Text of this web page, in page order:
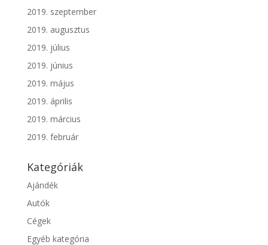
2019. szeptember
2019. augusztus
2019. július
2019. június
2019. május
2019. április
2019. március
2019. február
Kategóriák
Ajándék
Autók
Cégek
Egyéb kategória